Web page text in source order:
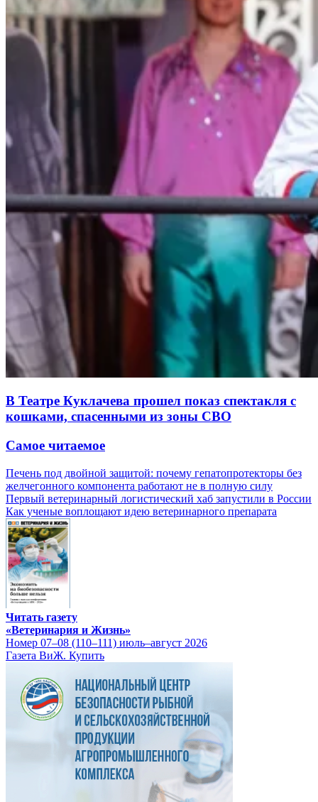
В Театре Куклачева прошел показ спектакля с
кошками, спасенными из зоны СВО
Самое читаемое
Печень под двойной защитой: почему гепатопротекторы без
желчегонного компонента работают не в полную силу
Первый ветеринарный логистический хаб запустили в России
Как ученые воплощают идею ветеринарного препарата
Читать газету
«Ветеринария и Жизнь»
Номер 07–08 (110–111) июль–август 2026
Газета ВиЖ. Купить